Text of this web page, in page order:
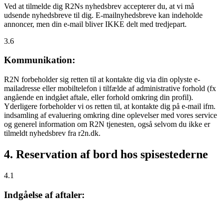
Ved at tilmelde dig R2Ns nyhedsbrev accepterer du, at vi må
udsende nyhedsbreve til dig. E-mailnyhedsbreve kan indeholde
annoncer, men din e-mail bliver IKKE delt med tredjepart.
3.6
Kommunikation:
R2N forbeholder sig retten til at kontakte dig via din oplyste e-
mailadresse eller mobiltelefon i tilfælde af administrative forhold (fx
angående en indgået aftale, eller forhold omkring din profil).
Yderligere forbeholder vi os retten til, at kontakte dig på e-mail ifm.
indsamling af evaluering omkring dine oplevelser med vores service
og generel information om R2N tjenesten, også selvom du ikke er
tilmeldt nyhedsbrev fra r2n.dk.
4. Reservation af bord hos spisestederne
4.1
Indgåelse af aftaler: